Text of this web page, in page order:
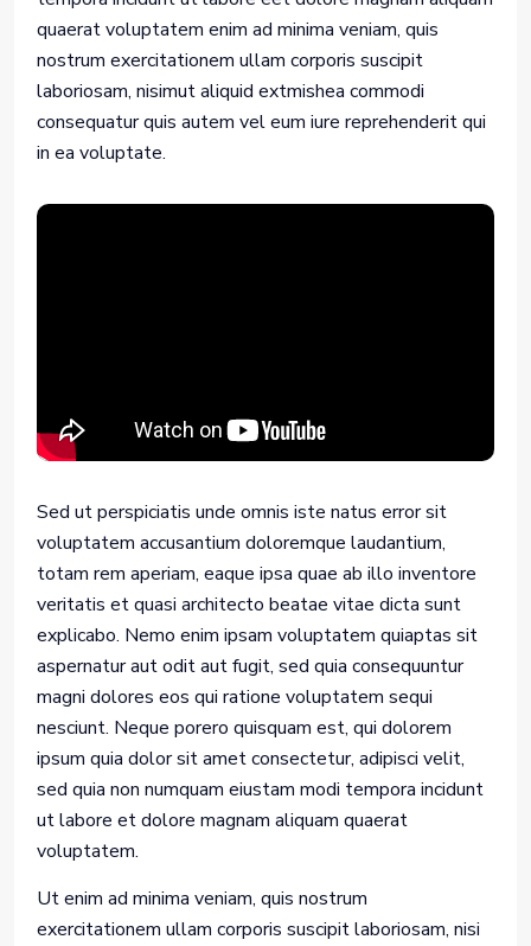
quaerat voluptatem enim ad minima veniam, quis
nostrum exercitationem ullam corporis suscipit
laboriosam, nisimut aliquid extmishea commodi
consequatur quis autem vel eum iure reprehenderit qui
in ea voluptate.
Sed ut perspiciatis unde omnis iste natus error sit
voluptatem accusantium doloremque laudantium,
totam rem aperiam, eaque ipsa quae ab illo inventore
veritatis et quasi architecto beatae vitae dicta sunt
explicabo. Nemo enim ipsam voluptatem quiaptas sit
aspernatur aut odit aut fugit, sed quia consequuntur
magni dolores eos qui ratione voluptatem sequi
nesciunt. Neque porero quisquam est, qui dolorem
ipsum quia dolor sit amet consectetur, adipisci velit,
sed quia non numquam eiustam modi tempora incidunt
ut labore et dolore magnam aliquam quaerat
voluptatem.
Ut enim ad minima veniam, quis nostrum
exercitationem ullam corporis suscipit laboriosam, nisi